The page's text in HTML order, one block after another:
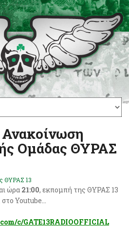
Ομάδας ΘΥΡΑΣ
ΘΥΡΑΣ 13
ώρα 21:00, εκπομπή της ΘΥΡΑΣ 13
Youtube…
c/GATE13RADIOOFFICIAL